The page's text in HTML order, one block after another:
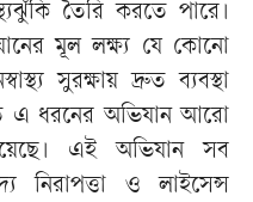
তৈরি করতে পারে।
মূল লক্ষ্য যে কোনো
সুরক্ষায় দ্রুত ব্যবস্থা
এ ধরনের অভিযান আরো
এই অভিযান সব
নিরাপত্তা ও লাইসেন্স